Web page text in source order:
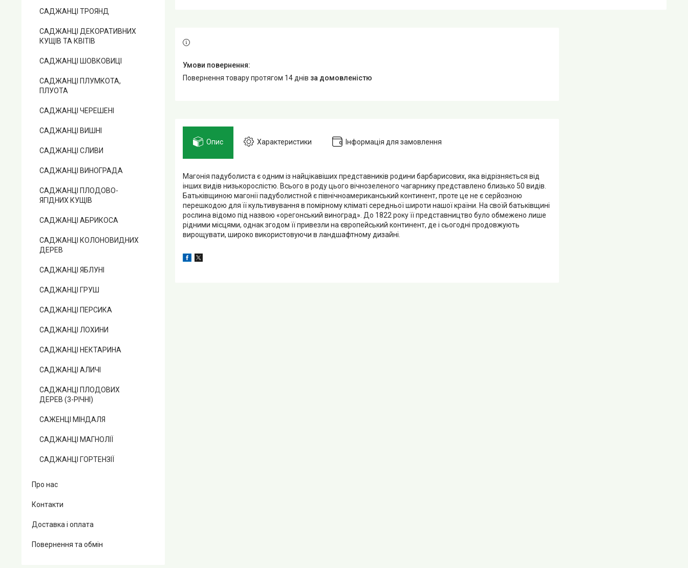
повернення товару протягом 14 днів за домовленістю
Опис Характеристики Інформація для замовлення
Магонія падуболиста є одним із найцікавіших представників родини барбарисових, яка відрізняється від
інших видів низькорослістю. Всього в роду цього вічнозеленого чагарнику представлено близько 50 видів.
Батьківщиною магонії падуболистной є північноамериканський континент, проте це не є серйозною
перешкодою для її культивування в помірному кліматі середньої широти нашої країни. На своїй батьківщині
рослина відомо під назвою «орегонський виноград». До 1822 року її представництво було обмежено лише
рідними місцями, однак згодом її привезли на європейський континент, де і сьогодні продовжують
вирощувати, широко використовуючи в ландшафтному дизайні.
САДЖАНЦІ ТРОЯНД
САДЖАНЦІ ДЕКОРАТИВНИХ
КУЩІВ ТА КВІТІВ
САДЖАНЦІ ШОВКОВИЦІ
САДЖАНЦІ ПЛУМКОТА,
ПЛУОТА
САДЖАНЦІ ЧЕРЕШЕНІ
САДЖАНЦІ ВИШНІ
САДЖАНЦІ СЛИВИ
САДЖАНЦІ ВИНОГРАДА
САДЖАНЦІ ПЛОДОВО-
ЯГІДНИХ КУЩІВ
САДЖАНЦІ АБРИКОСА
САДЖАНЦІ КОЛОНОВИДНИХ
ДЕРЕВ
САДЖАНЦІ ЯБЛУНІ
САДЖАНЦІ ГРУШ
САДЖАНЦІ ПЕРСИКА
САДЖАНЦІ ЛОХИНИ
САДЖАНЦІ НЕКТАРИНА
САДЖАНЦІ АЛИЧІ
САДЖАНЦІ ПЛОДОВИХ
ДЕРЕВ (3-РІЧНІ)
САЖЕНЦІ МІНДАЛЯ
САДЖАНЦІ МАГНОЛІЇ
САДЖАНЦІ ГОРТЕНЗІЇ
Про нас
Контакти
Доставка і оплата
Повернення та обмін